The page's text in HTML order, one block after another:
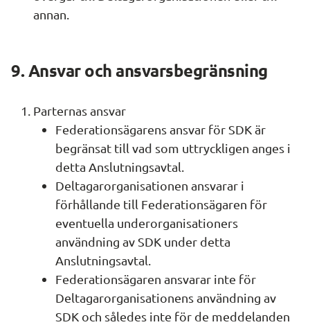
annan.
9. Ansvar och ansvarsbegränsning
Parternas ansvar
Federationsägarens ansvar för SDK är
begränsat till vad som uttryckligen anges i
detta Anslutningsavtal.
Deltagarorganisationen ansvarar i
förhållande till Federationsägaren för
eventuella underorganisationers
användning av SDK under detta
Anslutningsavtal.
Federationsägaren ansvarar inte för
Deltagarorganisationens användning av
SDK och således inte för de meddelanden